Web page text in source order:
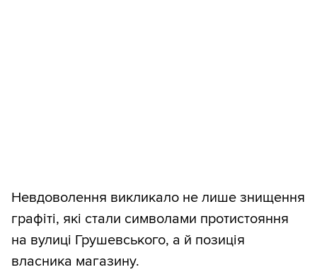
Невдоволення викликало не лише знищення
графіті, які стали символами протистояння
на вулиці Грушевського, а й позиція
власника магазину.